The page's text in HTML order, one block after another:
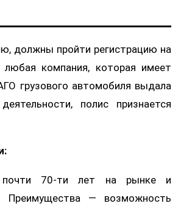
должны пройти регистрацию на
компания, которая имеет
грузового автомобиля выдала
полис признается
почти 70-ти лет на рынке и
Преимущества — возможность